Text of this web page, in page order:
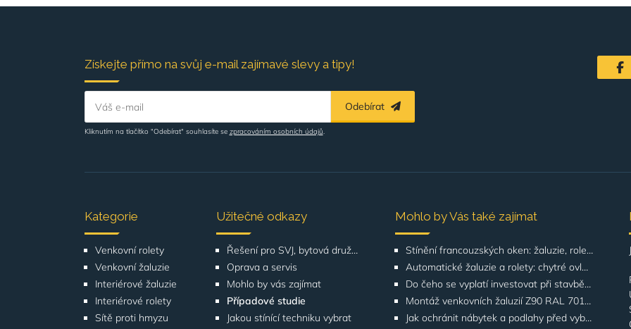
Získejte přímo na svůj e-mail zajímavé slevy a tipy!
Váš e-mail Odebírat
Kliknutím na tlačítko "Odebírat" souhlasíte se zpracováním osobních údajů.
Kategorie
Venkovní rolety
Venkovní žaluzie
Interiérové žaluzie
Interiérové rolety
Sítě proti hmyzu
Užitečné odkazy
Řešení pro SVJ, bytová družstva, správu budov
Oprava a servis
Mohlo by vás zajímat
Případové studie
Jakou stínící techniku vybrat
Mohlo by Vás také zajímat
Stínění francouzských oken: žaluzie, rolety, screeny | GATO
Automatické žaluzie a rolety: chytré ovládání | GATO
Do čeho se vyplatí investovat při stavbě domu? Odborníci upozorňují na stínění oken
Montáž venkovních žaluzií Z90 RAL 7016 na rodinných domech | Případová studie
Jak ochránit nábytek a podlahy před vyblednutím od slunce